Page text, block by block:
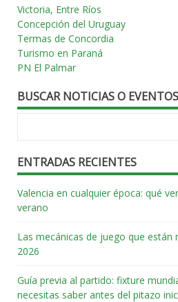
Victoria, Entre Ríos
Concepción del Uruguay
Termas de Concordia
Turismo en Paraná
PN El Palmar
BUSCAR NOTICIAS O EVENTOS
ENTRADAS RECIENTES
Valencia en cualquier época: qué
verano
Las mecánicas de juego que están
2026
Guía previa al partido: fixture
necesitas saber antes del pitazo